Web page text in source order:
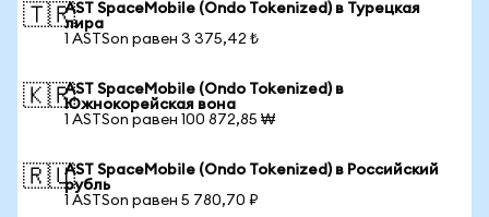
🇹🇷AST SpaceMobile (Ondo Tokenized) в Турецкая
лира
1 ASTSon равен 3 375,42 ₺
🇰🇷AST SpaceMobile (Ondo Tokenized) в
Южнокорейская вона
1 ASTSon равен 100 872,85 ₩
🇷🇺AST SpaceMobile (Ondo Tokenized) в Российский
рубль
1 ASTSon равен 5 780,70 ₽